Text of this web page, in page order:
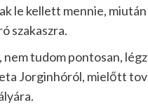
le kellett mennie,
szakaszra.
nem tudom pontosan,
Jorginhóról, mielőtt